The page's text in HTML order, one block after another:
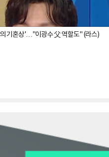
기혼상'…"이광수 父 역할도" (라스)